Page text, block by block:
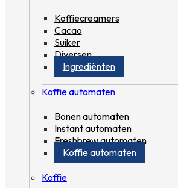
Koffiecreamers
Cacao
Suiker
Diversen
Ingrediënten
Koffie automaten
Bonen automaten
Instant automaten
Freshbrew automaten
Koffie automaten
Koffie